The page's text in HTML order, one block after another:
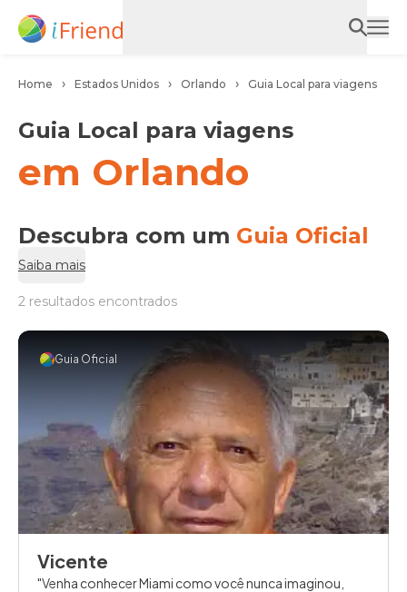
Home Estados Unidos Orlando Guia Local para viagens
Guia Local para viagens
em Orlando
Descubra com um Guia Oficial
Saiba mais
2 resultados encontrados
Guia Oficial
Vicente
Venha conhecer Miami como você nunca imaginou,